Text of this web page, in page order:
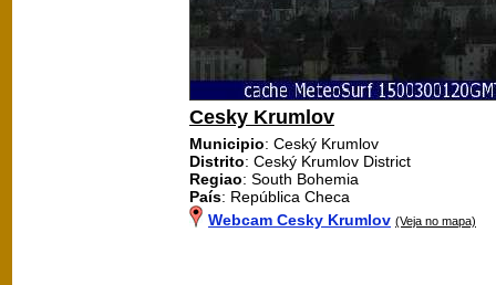
Cesky Krumlov
Municipio: Ceský Krumlov
Distrito: Ceský Krumlov District
Regiao: South Bohemia
País: República Checa
Webcam Cesky Krumlov (Veja no mapa)